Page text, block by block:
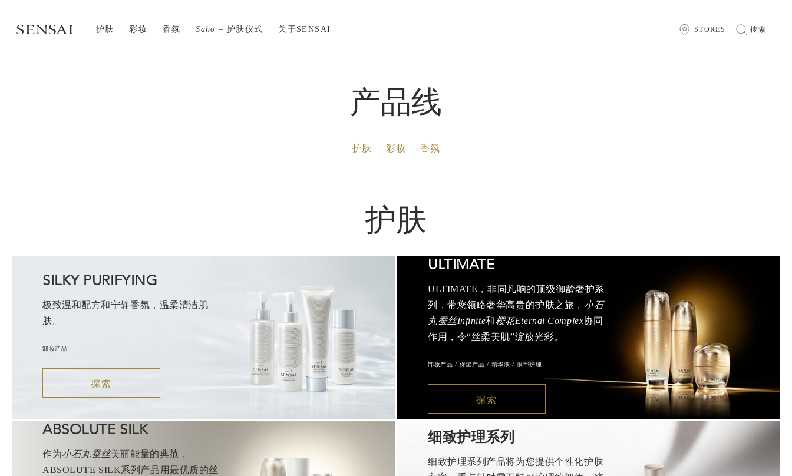
护肤 彩妆 香氛 Saho – 护肤仪式 关于SENSAI 搜索
STORES
产品线
护肤 彩妆 香氛
护肤
SILKY PURIFYING
极致温和配方和宁静香氛，温柔清洁肌
肤。
卸妆产品
探索
ULTIMATE
ULTIMATE，非同凡响的顶级御龄奢护系
列，带您领略奢华高贵的护肤之旅， 小石
丸蚕丝Infinite和樱花Eternal Complex协同
作用，令“丝柔美肌”绽放光彩。
卸妆产品 / 保湿产品 / 精华液 / 眼部护理
探索
ABSOLUTE SILK
作为小石丸蚕丝美丽能量的典范，
ABSOLUTE SILK系列产品用最优质的丝
细致护理系列
细致护理系列产品将为您提供个性化护肤